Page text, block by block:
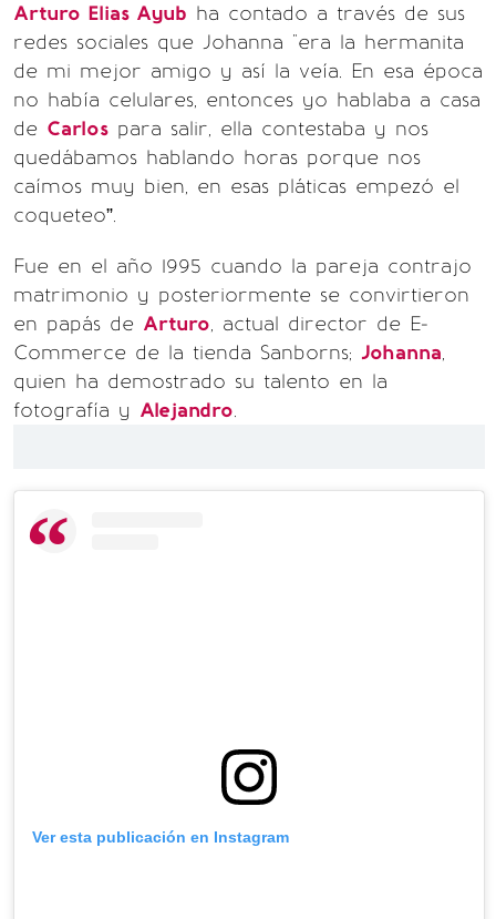
Arturo Elias Ayub ha contado a través de sus
redes sociales que Johanna "era la hermanita
de mi mejor amigo y así la veía. En esa época
no había celulares, entonces yo hablaba a casa
de Carlos para salir, ella contestaba y nos
quedábamos hablando horas porque nos
caímos muy bien, en esas pláticas empezó el
coqueteo”.
Fue en el año 1995 cuando la pareja contrajo
matrimonio y posteriormente se convirtieron
en papás de Arturo, actual director de E-
Commerce de la tienda Sanborns; Johanna,
quien ha demostrado su talento en la
fotografía y Alejandro.
Ver esta publicación en Instagram